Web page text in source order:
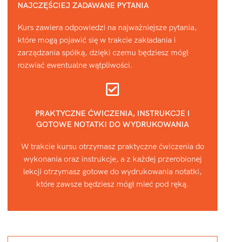
NAJCZĘŚCIEJ ZADAWANE PYTANIA
Kurs zawiera odpowiedzi na najważniejsze pytania,
które mogą pojawić się w trakcie zakładania i
zarządzania spółką, dzięki czemu będziesz mógł
rozwiać ewentualne wątpliwości.
PRAKTYCZNE ĆWICZENIA, INSTRUKCJE I
GOTOWE NOTATKI DO WYDRUKOWANIA
W trakcie kursu otrzymasz praktyczne ćwiczenia do
wykonania oraz instrukcje, a z każdej przerobionej
lekcji otrzymasz gotowe do wydrukowania notatki,
które zawsze będziesz mógł mieć pod ręką.